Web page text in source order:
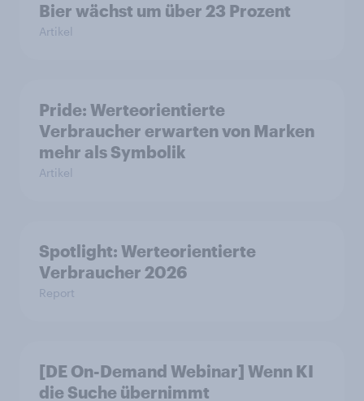
Bier wächst um über 23 Prozent
Artikel
Pride: Werteorientierte
Verbraucher erwarten von Marken
mehr als Symbolik
Artikel
Spotlight: Werteorientierte
Verbraucher 2026
Report
[DE On-Demand Webinar] Wenn KI
die Suche übernimmt